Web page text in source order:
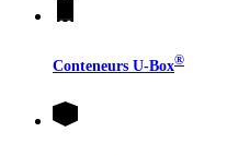
Conteneurs U-Box®